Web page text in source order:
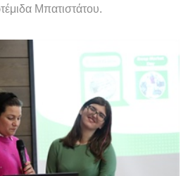
Μπατιστάτου.